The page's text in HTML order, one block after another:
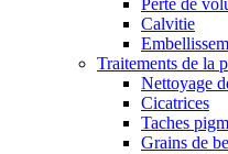
Perte de
Calvitie
Traitements de la
Nettoyage
Cicatrices
Taches
Grains de